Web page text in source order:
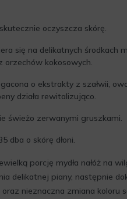
oczyszcza skórę.
się na delikatnych środkach
orzechów kokosowych.
o ekstrakty z szałwii,
działa rewitalizująco.
świeżo zerwanymi gruszkami.
dba o skórę dłoni.
porcję mydła nałóż na
delikatnej piany, następnie
oraz nieznaczna zmiana koloru